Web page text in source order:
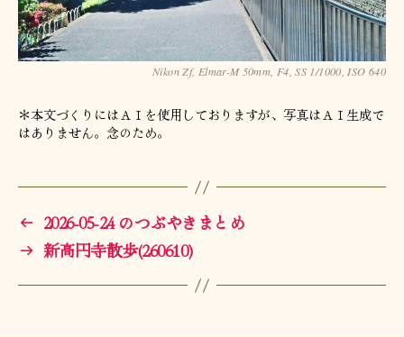
Nikon Zf, Elmar-M 50mm, F4, SS 1/1000, ISO 640
＊本文づくりにはＡＩを使用しておりますが、写真はＡＩ生成で
はありません。念のため。
← 2026-05-24 のつぶやきまとめ
→ 新高円寺散歩(260610)